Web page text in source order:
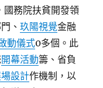
國務院扶貧開發領
、玖陽視覺金融
動儀式0多個。此
開幕活動籌、省負
設計作機制，以